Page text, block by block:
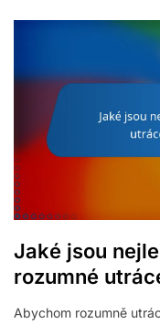
Jaké jsou
rozumné
Abychom rozumně